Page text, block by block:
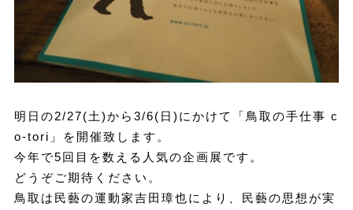
明日の2/27(土)から3/6(日)にかけて「鳥取の手仕事 c
o-tori」を開催致します。
今年で5回目を数える人気の企画展です。
どうぞご期待ください。
鳥取は民藝の運動家吉田璋也により、民藝の思想が実